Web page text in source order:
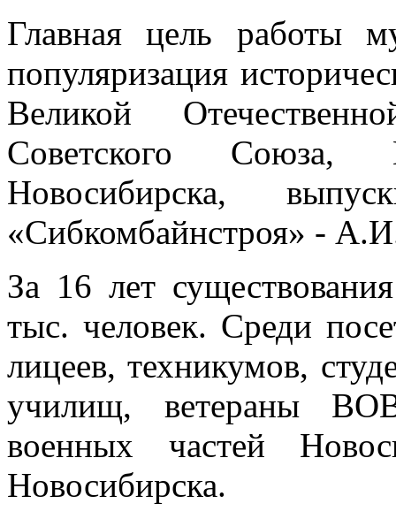
Главная цель работы
популяризация
Великой
Советского Союза,
Новосибирска,
«Сибкомбайнстроя» -
За 16 лет
тыс. человек. Среди
лицеев, техникумов,
училищ, ветераны
военных частей
Новосибирска.